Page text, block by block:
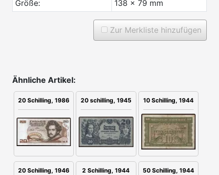
Größe:
138 x 79 mm
Zur Merkliste hinzufügen
Ähnliche Artikel:
20 Schilling, 1986 20 schilling, 1945 10 Schilling, 1944
20 Schilling, 1946 2 Schilling, 1944 50 Schilling, 1944